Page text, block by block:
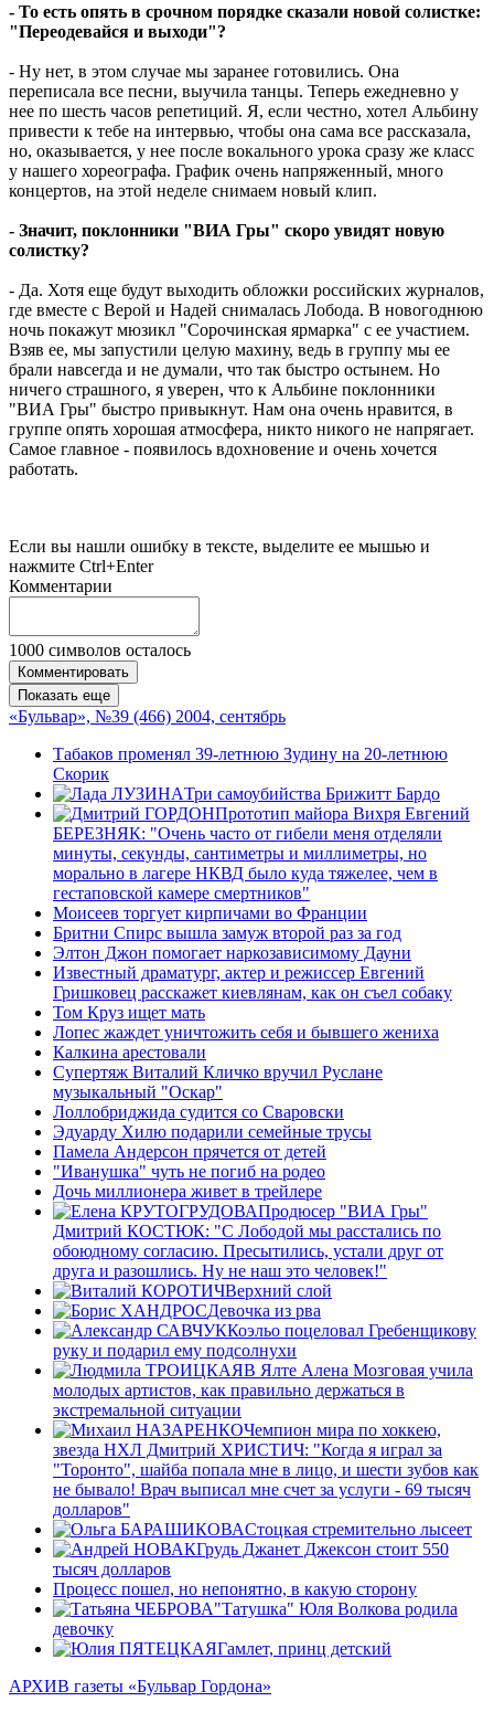
- То есть опять в срочном порядке сказали новой солистке:
"Переодевайся и выходи"?
- Ну нет, в этом случае мы заранее готовились. Она
переписала все песни, выучила танцы. Теперь ежедневно у
нее по шесть часов репетиций. Я, если честно, хотел Альбину
привести к тебе на интервью, чтобы она сама все рассказала,
но, оказывается, у нее после вокального урока сразу же класс
у нашего хореографа. График очень напряженный, много
концертов, на этой неделе снимаем новый клип.
- Значит, поклонники "ВИА Гры" скоро увидят новую
солистку?
- Да. Хотя еще будут выходить обложки российских журналов,
где вместе с Верой и Надей снималась Лобода. В новогоднюю
ночь покажут мюзикл "Сорочинская ярмарка" с ее участием.
Взяв ее, мы запустили целую махину, ведь в группу мы ее
брали навсегда и не думали, что так быстро остынем. Но
ничего страшного, я уверен, что к Альбине поклонники
"ВИА Гры" быстро привыкнут. Нам она очень нравится, в
группе опять хорошая атмосфера, никто никого не напрягает.
Самое главное - появилось вдохновение и очень хочется
работать.
Если вы нашли ошибку в тексте, выделите ее мышью и
нажмите Ctrl+Enter
Комментарии
1000 символов осталось
Комментировать
Показать еще
«Бульвар», №39 (466) 2004, сентябрь
Табаков променял 39-летнюю Зудину на 20-летнюю
Скорик
Три самоубийства Брижитт Бардо
Прототип майора Вихря Евгений
БЕРЕЗНЯК: "Очень часто от гибели меня отделяли
минуты, секунды, сантиметры и миллиметры, но
морально в лагере НКВД было куда тяжелее, чем в
гестаповской камере смертников"
Моисеев торгует кирпичами во Франции
Бритни Спирс вышла замуж второй раз за год
Элтон Джон помогает наркозависимому Дауни
Известный драматург, актер и режиссер Евгений
Гришковец расскажет киевлянам, как он съел собаку
Том Круз ищет мать
Лопес жаждет уничтожить себя и бывшего жениха
Калкина арестовали
Супертяж Виталий Кличко вручил Руслане
музыкальный "Оскар"
Лоллобриджида судится со Сваровски
Эдуарду Хилю подарили семейные трусы
Памела Андерсон прячется от детей
"Иванушка" чуть не погиб на родео
Дочь миллионера живет в трейлере
Продюсер "ВИА Гры"
Дмитрий КОСТЮК: "С Лободой мы расстались по
обоюдному согласию. Пресытились, устали друг от
друга и разошлись. Ну не наш это человек!"
Верхний слой
Девочка из рва
Коэльо поцеловал Гребенщикову
руку и подарил ему подсолнухи
В Ялте Алена Мозговая учила
молодых артистов, как правильно держаться в
экстремальной ситуации
Чемпион мира по хоккею,
звезда НХЛ Дмитрий ХРИСТИЧ: "Когда я играл за
"Торонто", шайба попала мне в лицо, и шести зубов как
не бывало! Врач выписал мне счет за услуги - 69 тысяч
долларов"
Стоцкая стремительно лысеет
Грудь Джанет Джексон стоит 550
тысяч долларов
Процесс пошел, но непонятно, в какую сторону
"Татушка" Юля Волкова родила
девочку
Гамлет, принц детский
АРХИВ газеты «Бульвар Гордона»